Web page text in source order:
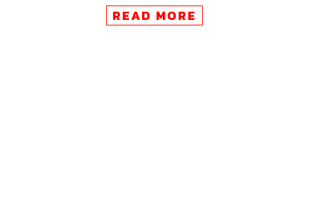
มากกว่าปกติถึง 50-60% เกินความสามารถของดินที่จะอุ้มน้ำ
ได้ จึงไหลทะลักมาท่วมบ้านเรือนราษฎร
READ MORE